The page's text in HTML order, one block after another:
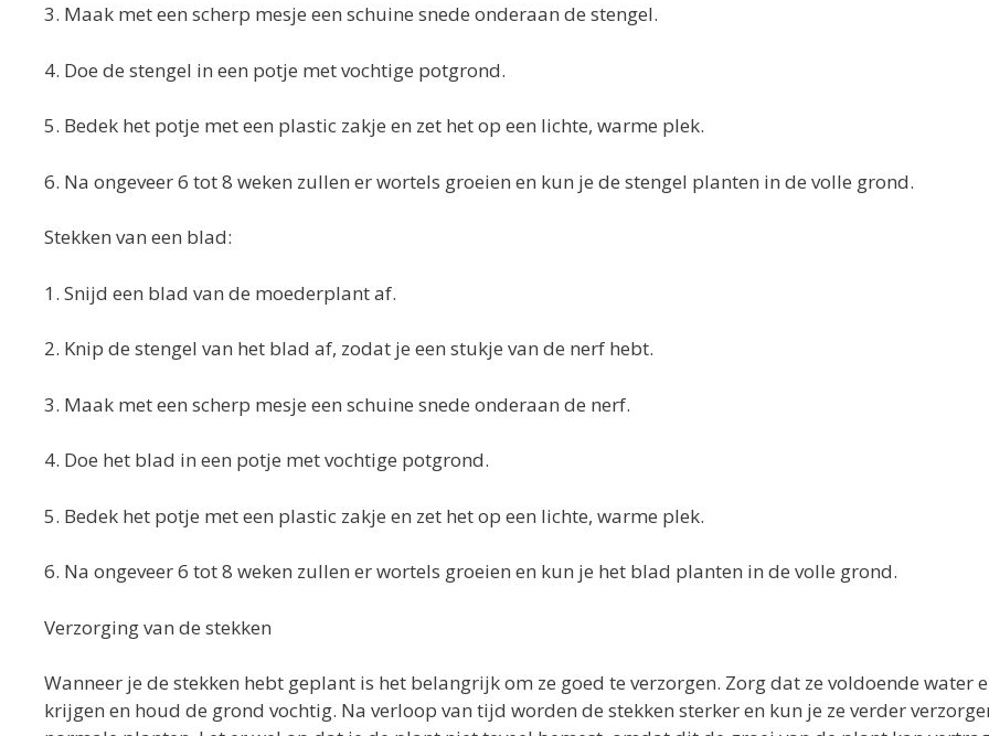
3. Maak met een scherp mesje een schuine snede onderaan de stengel.
4. Doe de stengel in een potje met vochtige potgrond.
5. Bedek het potje met een plastic zakje en zet het op een lichte, warme plek.
6. Na ongeveer 6 tot 8 weken zullen er wortels groeien en kun je de stengel planten in de volle grond.
Stekken van een blad:
1. Snijd een blad van de moederplant af.
2. Knip de stengel van het blad af, zodat je een stukje van de nerf hebt.
3. Maak met een scherp mesje een schuine snede onderaan de nerf.
4. Doe het blad in een potje met vochtige potgrond.
5. Bedek het potje met een plastic zakje en zet het op een lichte, warme plek.
6. Na ongeveer 6 tot 8 weken zullen er wortels groeien en kun je het blad planten in de volle grond.
Verzorging van de stekken
Wanneer je de stekken hebt geplant is het belangrijk om ze goed te verzorgen. Zorg dat ze voldoende water
krijgen en houd de grond vochtig. Na verloop van tijd worden de stekken sterker en kun je ze verder